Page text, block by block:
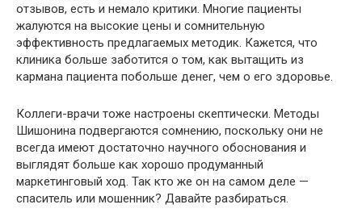
отзывов, есть и немало критики. Многие пациенты
жалуются на высокие цены и сомнительную
эффективность предлагаемых методик. Кажется, что
клиника больше заботится о том, как вытащить из
кармана пациента побольше денег, чем о его здоровье.
Коллеги-врачи тоже настроены скептически. Методы
Шишонина подвергаются сомнению, поскольку они не
всегда имеют достаточно научного обоснования и
выглядят больше как хорошо продуманный
маркетинговый ход​. Так кто же он на самом деле —
спаситель или мошенник? Давайте разбираться.